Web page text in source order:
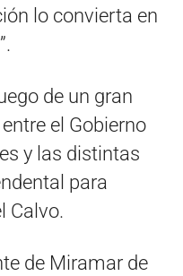
lo convierta en
de un gran
el Gobierno
y las distintas
para
Calvo.
de Miramar de